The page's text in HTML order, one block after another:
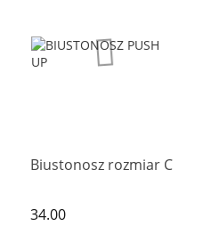
Biustonosz rozmiar C
34.00